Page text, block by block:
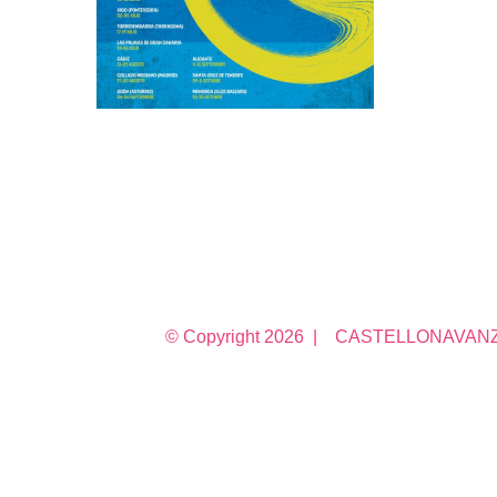
© Copyright 2026 |